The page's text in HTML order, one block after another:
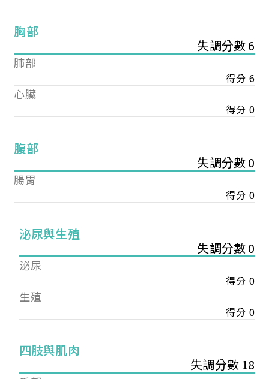
胸部
失調分數 6
肺部
得分 6
心臟
得分 0
腹部
失調分數 0
腸胃
得分 0
泌尿與生殖
失調分數 0
泌尿
得分 0
生殖
得分 0
四肢與肌肉
失調分數 18
您已成功送出會員申請
您好，您的會員申請，已成功送出，經本協會理事